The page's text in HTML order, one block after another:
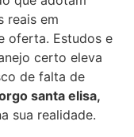
reais em
oferta. Estudos e
certo eleva
de falta de
santa elisa,
sua realidade.